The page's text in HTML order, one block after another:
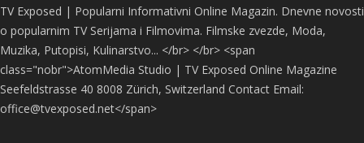
TV Exposed | Popularni Informativni Online Magazin. Dnevne novosti
o popularnim TV Serijama i Filmovima. Filmske zvezde, Moda,
Muzika, Putopisi, Kulinarstvo... </br> </br> <span
class="nobr">AtomMedia Studio | TV Exposed Online Magazine
Seefeldstrasse 40 8008 Zürich, Switzerland Contact Email:
office@tvexposed.net</span>